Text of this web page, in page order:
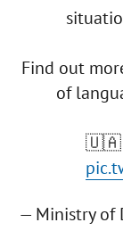
Find out
of
🇺🇦
— Ministry of